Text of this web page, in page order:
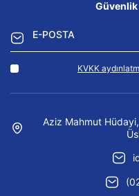
KVKK
Aziz Mahmut